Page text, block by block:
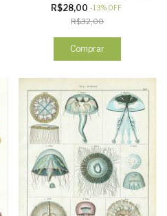
R$28,00 -13% OFF
R$32,00
Comprar